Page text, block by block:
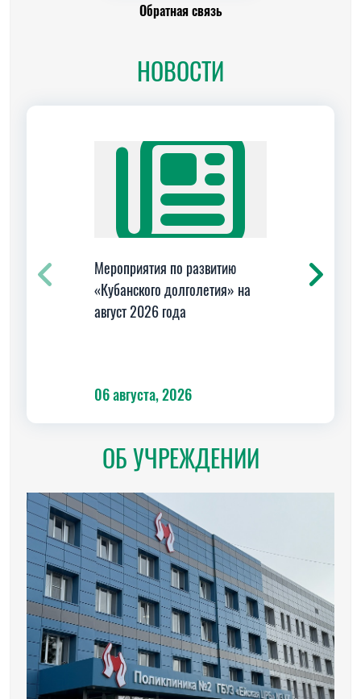
Обратная связь
НОВОСТИ
Мероприятия по развитию
«Кубанского долголетия» на
август 2026 года
06 августа, 2026
ОБ УЧРЕЖДЕНИИ